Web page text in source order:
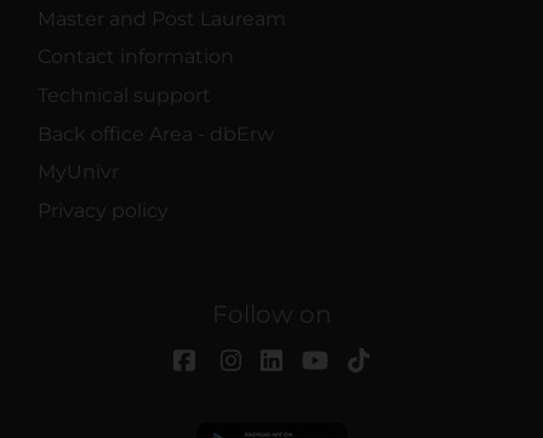
Master and Post Lauream
Contact information
Technical support
Back office Area - dbErw
MyUnivr
Privacy policy
Follow on